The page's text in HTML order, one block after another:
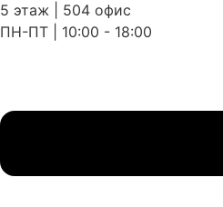
5 этаж | 504 офис
ПН-ПТ | 10:00 - 18:00